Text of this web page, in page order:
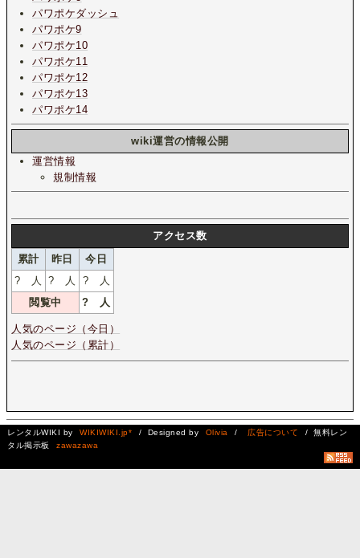
パワポケダッシュ
パワポケ9
パワポケ10
パワポケ11
パワポケ12
パワポケ13
パワポケ14
wiki運営の情報公開
運営情報
規制情報
アクセス数
累計
昨日
今日
? 人 ? 人 ? 人
閲覧中
? 人
人気のページ（今日）
人気のページ（累計）
レンタルWIKI by WIKIWIKI.jp* / Designed by Olivia / 広告について
/ 無料レン
タル掲示板
zawazawa